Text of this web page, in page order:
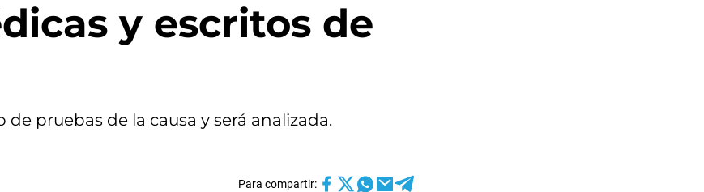
y escritos de
pruebas de la causa y será analizada.
Para compartir: